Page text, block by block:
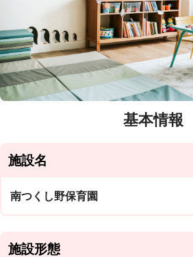
基本情報
施設名
南つくし野保育園
施設形態